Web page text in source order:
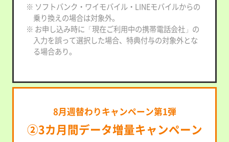
※ ソフトバンク・ワイモバイル・LINEモバイルからの
乗り換えの場合は対象外。
※ お申し込み時に「現在ご利用中の携帯電話会社」の
入力を誤って選択した場合、特典付与の対象外とな
る場合あり。
8月週替わりキャンペーン第1弾
②3カ月間データ増量キャンペーン